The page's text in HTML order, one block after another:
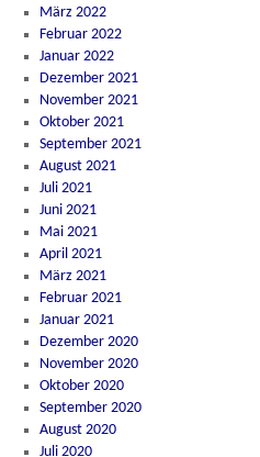
März 2022
Februar 2022
Januar 2022
Dezember 2021
November 2021
Oktober 2021
September 2021
August 2021
Juli 2021
Juni 2021
Mai 2021
April 2021
März 2021
Februar 2021
Januar 2021
Dezember 2020
November 2020
Oktober 2020
September 2020
August 2020
Juli 2020